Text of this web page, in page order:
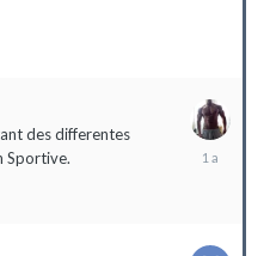
des differentes
Sportive.